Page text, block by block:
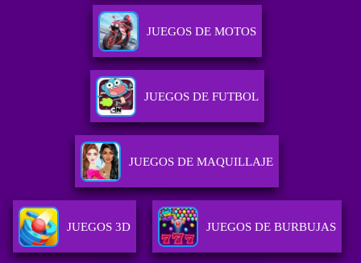
JUEGOS DE MOTOS
JUEGOS DE FUTBOL
JUEGOS DE MAQUILLAJE
JUEGOS 3D JUEGOS DE BURBUJAS